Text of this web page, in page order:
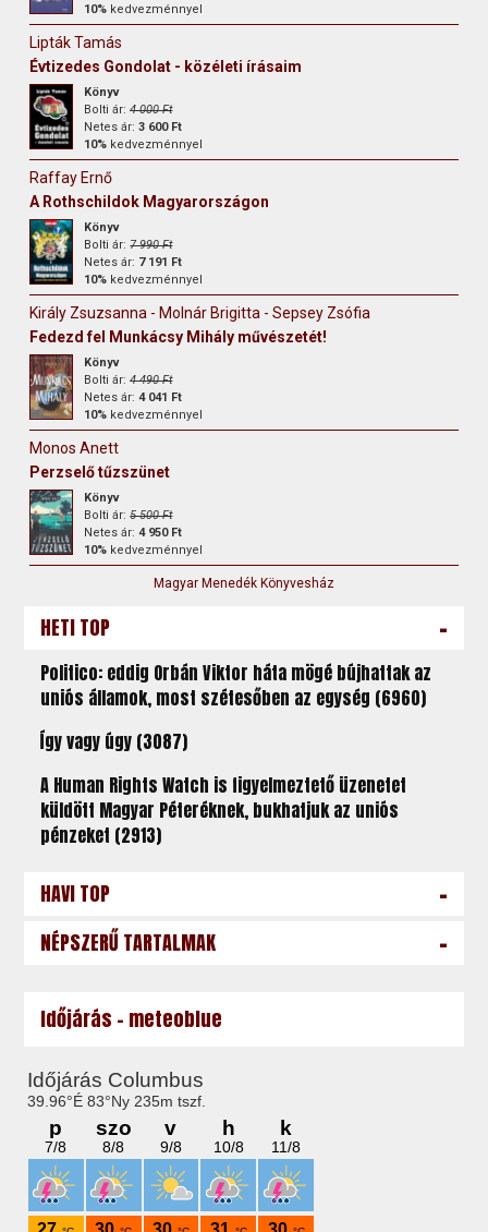
10% kedvezménnyel
Lipták Tamás
Évtizedes Gondolat - közéleti írásaim
Könyv
Bolti ár:4 000 Ft
Netes ár:3 600 Ft
10% kedvezménnyel
Raffay Ernő
A Rothschildok Magyarországon
Könyv
Bolti ár:7 990 Ft
Netes ár: 7 191 Ft
10% kedvezménnyel
Király Zsuzsanna - Molnár Brigitta - Sepsey Zsófia
Fedezd fel Munkácsy Mihály művészetét!
Könyv
Bolti ár:4 490 Ft
Netes ár:4 041 Ft
10% kedvezménnyel
Monos Anett
Perzselő tűzszünet
Könyv
Bolti ár:5 500 Ft
Netes ár:4 950 Ft
10% kedvezménnyel
Magyar Menedék Könyvesház
HETI TOP -
Politico: eddig Orbán Viktor háta mögé bújhattak az
uniós államok, most szétesőben az egység (6960)
Így vagy úgy (3087)
A Human Rights Watch is figyelmeztető üzenetet
küldött Magyar Péteréknek, bukhatjuk az uniós
pénzeket (2913)
HAVI TOP -
NÉPSZERŰ TARTALMAK -
Időjárás - meteoblue